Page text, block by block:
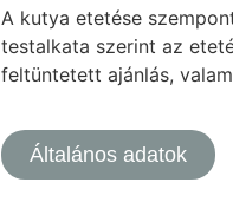
A kutya etetése
testalkata szerint az
feltüntetett ajánlás,
Általános adatok